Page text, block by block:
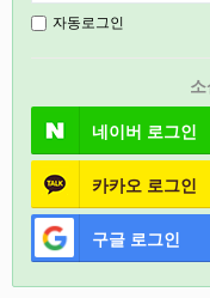
철원
자동로그인
네이버 로그인
카카오 로그인
구글 로그인